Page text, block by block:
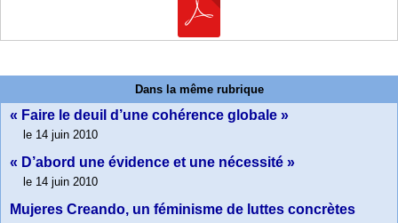
Dans la même rubrique
« Faire le deuil d’une cohérence globale »
le 14 juin 2010
« D’abord une évidence et une nécessité »
le 14 juin 2010
Mujeres Creando, un féminisme de luttes concrètes